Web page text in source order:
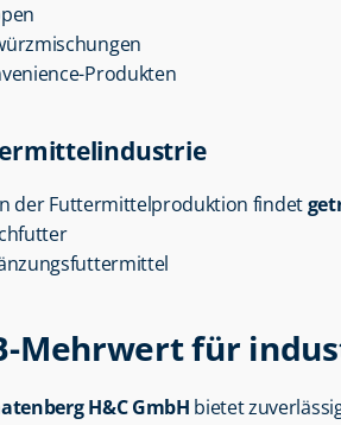
Produkten
der Futtermittelproduktion findet
Mehrwert für
H&C GmbH bietet